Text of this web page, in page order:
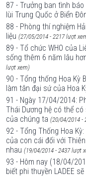
87 - Trưởng ban tình
lùi Trung Quốc ở Biển
88 - Phòng thí nghiệm
liệu (27/05/2014 - 2217 lượt
89 - Tổ chức WHO của
sống thêm 6 năm lâu
lượt xem)
90 - Tổng thống Hoa Kỳ
làm tân đại sứ của Hoa
91 - Ngày 17/04/2014:
Thái Dương hệ có thể
của chúng ta (20/04/2014 -
92 - Tổng Thống Hoa
của con cái đối với
nhau (19/04/2014 - 2437 lượt
93 - Hôm nay (18/04/
biết phi thuyền LADEE